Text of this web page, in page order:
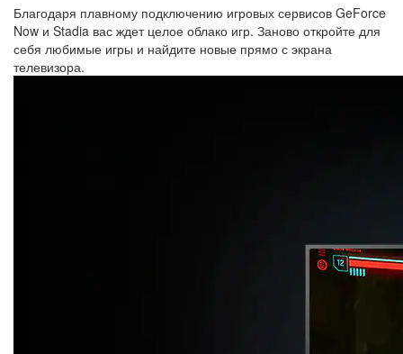
Благодаря плавному подключению игровых сервисов GeForce
Now и Stadia вас ждет целое облако игр. Заново откройте для
себя любимые игры и найдите новые прямо с экрана
телевизора.